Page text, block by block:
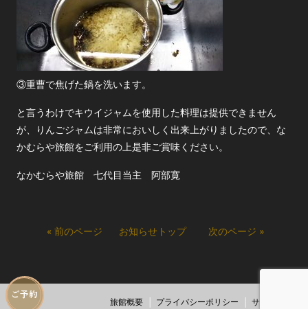
ご予約
③重曹で焦げた鍋を洗います。
と言うわけでキウイジャムを使用した料理は提供できません
が、りんごジャムは非常においしく出来上がりましたので、な
かむらや旅館をご利用の上是非ご賞味ください。
なかむらや旅館 七代目当主 阿部寛
« 前のページ お知らせトップ 次のページ »
旅館概要 プライバシーポリシー サイトマップ